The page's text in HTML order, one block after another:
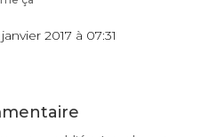
2017 à 07:31